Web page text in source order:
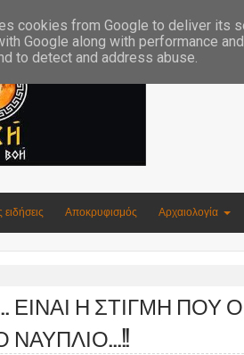
ειδήσεις Αποκρυφισμός Αρχαιολογία
ΕΙΝΑΙ Η ΣΤΙΓΜΗ
cookies from Google to deliver its
Google along with performance
to detect and address abuse.